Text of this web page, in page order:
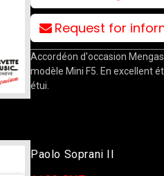
Request for
Accordéon d'occasion
modèle Mini F5. En excellent
étui.
Paolo Soprani II